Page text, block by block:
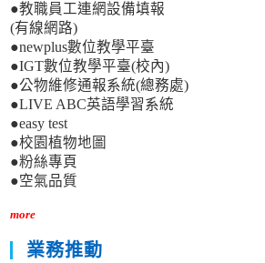
●教職員工連網設備填報
(有線網路)
●newplus數位教學平臺
●IGT數位教學平臺(校內)
●公物維修通報系統(總務處)
●LIVE ABC英語學習系統
●easy test
●校園植物地圖
●粉絲專頁
●空氣品質
more
業務推動